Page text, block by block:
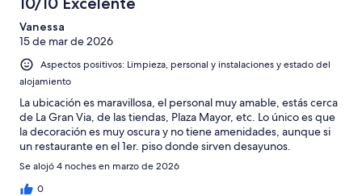
Vanessa
15 de mar de 2026
Aspectos positivos: Limpieza, personal y instalaciones y estado del
alojamiento
La ubicación es maravillosa, el personal muy amable, estás cerca
de La Gran Via, de las tiendas, Plaza Mayor, etc. Lo único es que
la decoración es muy oscura y no tiene amenidades, aunque si
un restaurante en el 1er. piso donde sirven desayunos.
Se alojó 4 noches en marzo de 2026
0